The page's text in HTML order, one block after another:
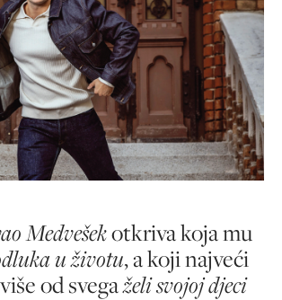
Medvešekotkriva koja mu
u životu, a koji najveći
od svegaželi svojoj djeci